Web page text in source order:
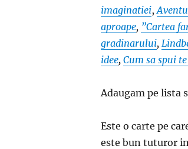
imaginatiei,
aproape, ”Cartea
gradinarului,
idee, Cum sa spui
Adaugam pe lista
Este o carte pe
este bun tuturor